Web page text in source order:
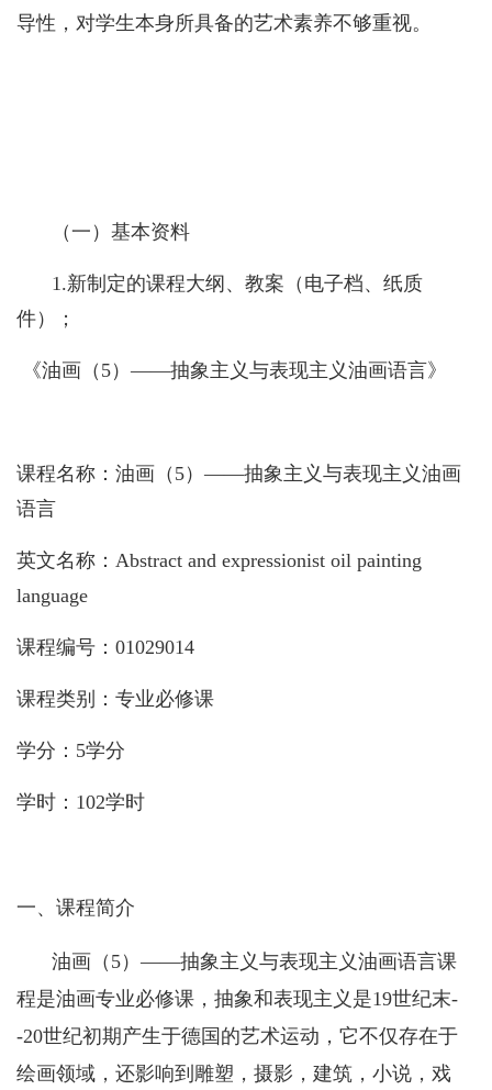
导性，对学生本身所具备的艺术素养不够重视。
（一）基本资料
1.新制定的课程大纲、教案（电子档、纸质
件）；
《油画（ 5）——抽象主义与表现主义油画语言》
课程名称： 油画（ 5）——抽象主义与表现主义油画
语言
英文名称： Abstract and expressionist oil painting
language
课程编号： 01029014
课程类别： 专业必修课
学分： 5学分
学时： 102学时
一、课程简介
油画（ 5）——抽象主义与表现主义油画语言课
程是油画专业必修课，抽象和表现主义是19世纪末-
-20世纪初期产生于德国的艺术运动，它不仅存在于
绘画领域，还影响到雕塑，摄影，建筑，小说，戏